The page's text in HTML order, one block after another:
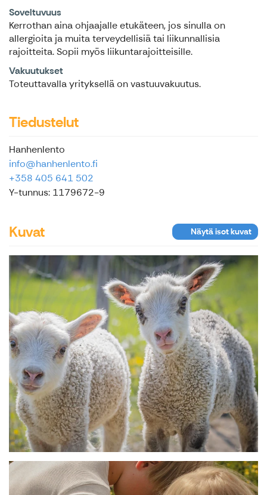
Soveltuvuus
Kerrothan aina ohjaajalle etukäteen, jos sinulla on
allergioita ja muita terveydellisiä tai liikunnallisia
rajoitteita. Sopii myös liikuntarajoitteisille.
Vakuutukset
Toteuttavalla yrityksellä on vastuuvakuutus.
Tiedustelut
Hanhenlento
info@hanhenlento.fi
+358 405 641 502
Y-tunnus: 1179672-9
Kuvat Näytä isot kuvat